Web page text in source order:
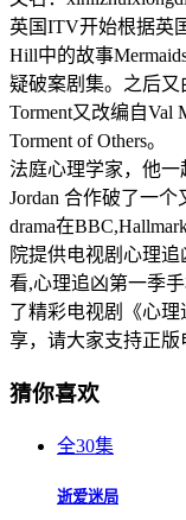
英国ITV开始根据英
Hill中的故事
疑破案剧集。之后
Torment又改编自Val
Torment of Others
法庭心理学家，他一
Jordan 合作破了一
drama在
院提供电视剧心理
看,心理追凶第一季
了精彩电视剧《心
享，请大家支持正版
猜你喜欢
全30集
逝爱迷局